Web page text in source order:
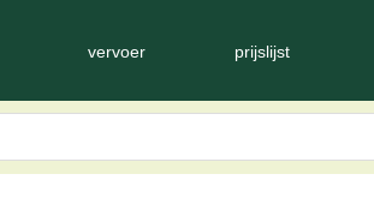
vervoer prijslijst